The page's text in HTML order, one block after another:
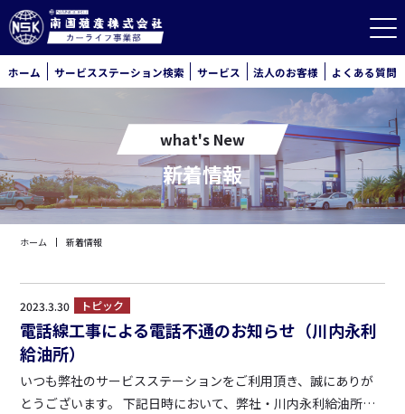
ホーム サービスステーション検索 サービス 法人のお客様 よくある質問
what's New
新着情報
ホーム 新着情報
2023.3.30 トピック
電話線工事による電話不通のお知らせ（川内永利
給油所）
いつも弊社のサービスステーションをご利用頂き、誠にありが
とうございます。 下記日時において、弊社・川内永利給油所